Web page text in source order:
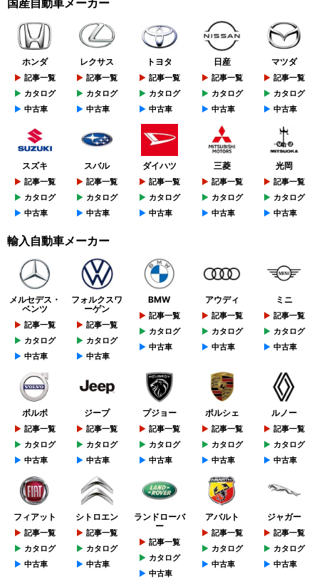
ホンダ
記事一覧
カタログ
中古車
レクサス
記事一覧
カタログ
中古車
トヨタ
記事一覧
カタログ
中古車
日産
記事一覧
カタログ
中古車
マツダ
記事一覧
カタログ
中古車
スズキ
記事一覧
カタログ
中古車
スバル
記事一覧
カタログ
中古車
ダイハツ
記事一覧
カタログ
中古車
三菱
記事一覧
カタログ
中古車
光岡
記事一覧
カタログ
中古車
輸入自動車メーカー
メルセデス・
ベンツ
記事一覧
カタログ
中古車
フォルクスワ
ーゲン
記事一覧
カタログ
中古車
BMW
記事一覧
カタログ
中古車
アウディ
記事一覧
カタログ
中古車
ミニ
記事一覧
カタログ
中古車
ボルボ
記事一覧
カタログ
中古車
ジープ
記事一覧
カタログ
中古車
プジョー
記事一覧
カタログ
中古車
ポルシェ
記事一覧
カタログ
中古車
ルノー
記事一覧
カタログ
中古車
フィアット
記事一覧
カタログ
中古車
シトロエン
記事一覧
カタログ
中古車
ランドローバ
ー
記事一覧
カタログ
中古車
アバルト
記事一覧
カタログ
中古車
ジャガー
記事一覧
カタログ
中古車